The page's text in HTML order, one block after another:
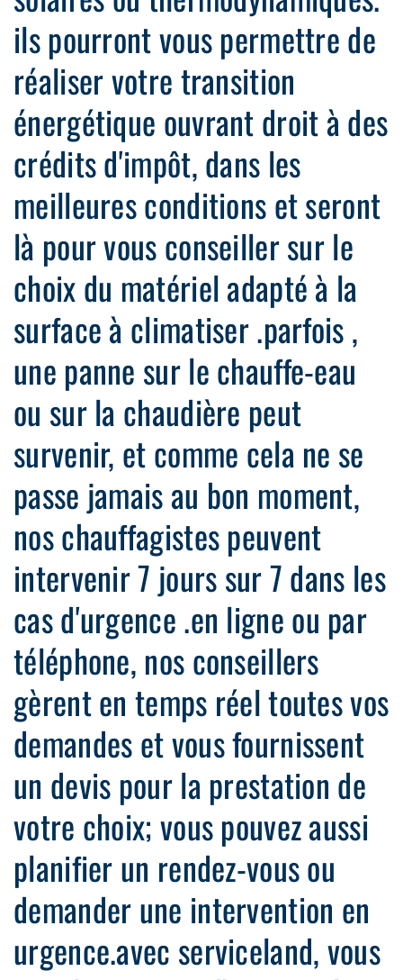
ils pourront vous permettre de
réaliser votre transition
énergétique ouvrant droit à des
crédits d'impôt, dans les
meilleures conditions et seront
là pour vous conseiller sur le
choix du matériel adapté à la
surface à climatiser .parfois ,
une panne sur le chauffe-eau
ou sur la chaudière peut
survenir, et comme cela ne se
passe jamais au bon moment,
nos chauffagistes peuvent
intervenir 7 jours sur 7 dans les
cas d'urgence .en ligne ou par
téléphone, nos conseillers
gèrent en temps réel toutes vos
demandes et vous fournissent
un devis pour la prestation de
votre choix; vous pouvez aussi
planifier un rendez-vous ou
demander une intervention en
urgence.avec serviceland, vous